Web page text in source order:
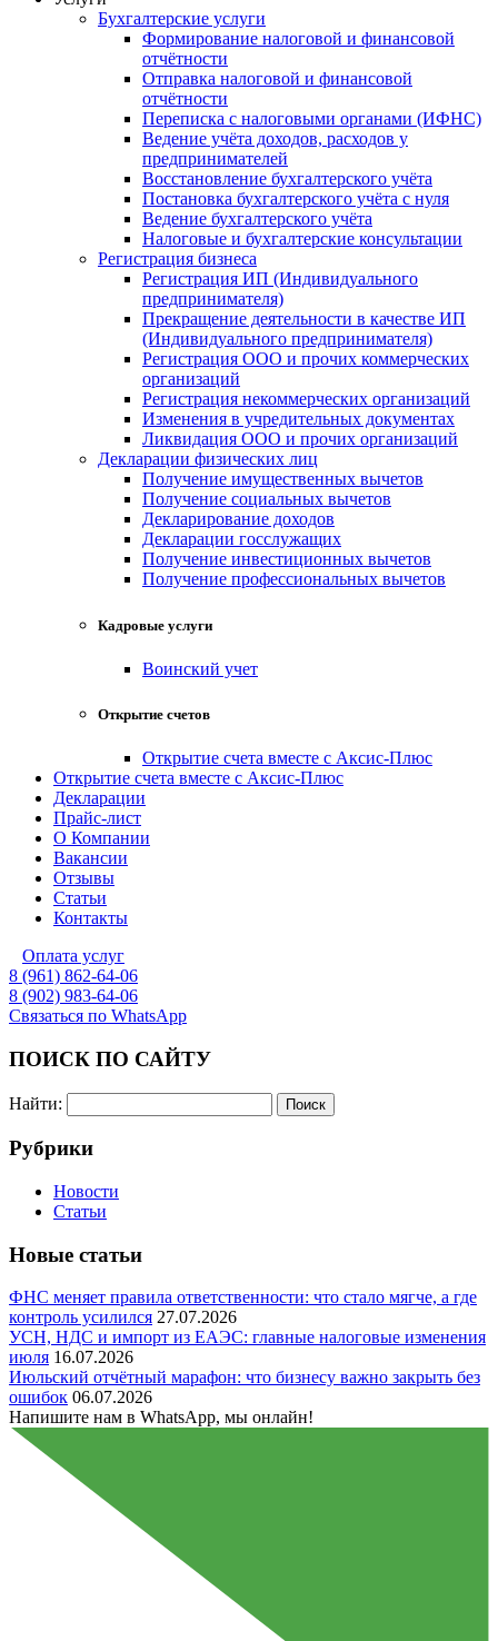
Бухгалтерские услуги
Формирование налоговой и финансовой
отчётности
Отправка налоговой и финансовой
отчётности
Переписка с налоговыми органами (ИФНС)
Ведение учёта доходов, расходов у
предпринимателей
Восстановление бухгалтерского учёта
Постановка бухгалтерского учёта с нуля
Ведение бухгалтерского учёта
Налоговые и бухгалтерские консультации
Регистрация бизнеса
Регистрация ИП (Индивидуального
предпринимателя)
Прекращение деятельности в качестве ИП
(Индивидуального предпринимателя)
Регистрация ООО и прочих коммерческих
организаций
Регистрация некоммерческих организаций
Изменения в учредительных документах
Ликвидация ООО и прочих организаций
Декларации физических лиц
Получение имущественных вычетов
Получение социальных вычетов
Декларирование доходов
Декларации госслужащих
Получение инвестиционных вычетов
Получение профессиональных вычетов
Кадровые услуги
Воинский учет
Открытие счетов
Открытие счета вместе с Аксис-Плюс
Открытие счета вместе с Аксис-Плюс
Декларации
Прайс-лист
О Компании
Вакансии
Отзывы
Статьи
Контакты
Оплата услуг
8 (961) 862-64-06
8 (902) 983-64-06
Связаться по WhatsApp
ПОИСК ПО САЙТУ
Найти:
Рубрики
Новости
Статьи
Новые статьи
ФНС меняет правила ответственности: что стало мягче, а где
контроль усилился 27.07.2026
УСН, НДС и импорт из ЕАЭС: главные налоговые изменения
июля 16.07.2026
Июльский отчётный марафон: что бизнесу важно закрыть без
ошибок 06.07.2026
Напишите нам в WhatsApp, мы онлайн!